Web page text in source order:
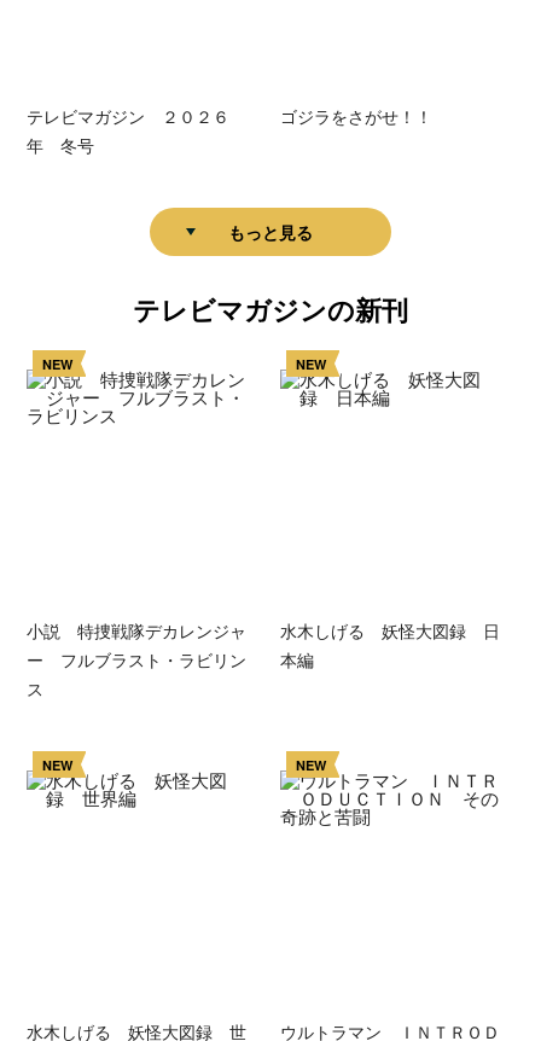
テレビマガジン ２０２６
年 冬号
ゴジラをさがせ！！
もっと見る
テレビマガジンの新刊
NEW
小説 特捜戦隊デカレンジャ
ー フルブラスト・ラビリン
ス
NEW
水木しげる 妖怪大図録 日
本編
NEW
水木しげる 妖怪大図録 世
NEW
ウルトラマン ＩＮＴＲＯＤ